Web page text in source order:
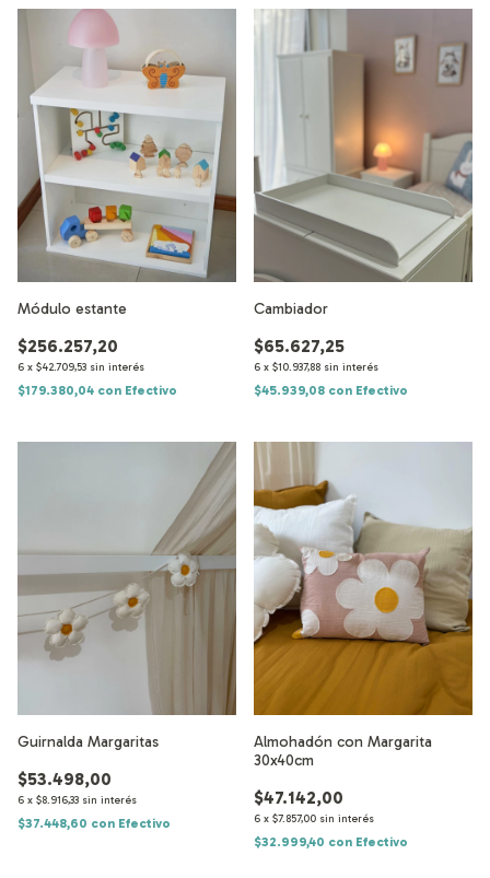
Módulo estante
$256.257,20
6 x $42.709,53 sin interés
$179.380,04 con Efectivo
Cambiador
$65.627,25
6 x $10.937,88 sin interés
$45.939,08 con Efectivo
Guirnalda Margaritas
$53.498,00
6 x $8.916,33 sin interés
$37.448,60 con Efectivo
Almohadón con Margarita
30x40cm
$47.142,00
6 x $7.857,00 sin interés
$32.999,40 con Efectivo